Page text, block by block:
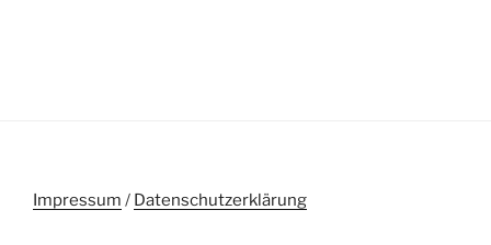
Impressum / Datenschutzerklärung